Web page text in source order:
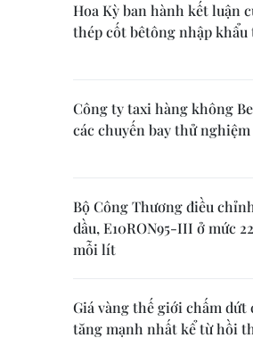
Hoa Kỳ ban hành kết luận
thép cốt bêtông nhập khẩu
Công ty taxi hàng không
các chuyến bay thử
Bộ Công Thương điều
dầu, E10RON95-III ở mức
mỗi lít
Giá vàng thế giới chấm dứt
tăng mạnh nhất kể từ hồi